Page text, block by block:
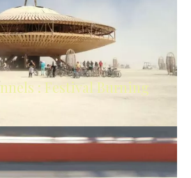
: Festival Burning